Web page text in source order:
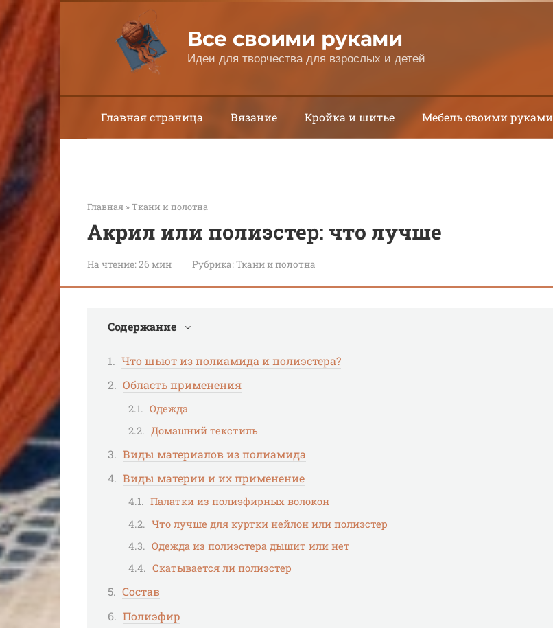
Перейти
к
контенту
Все своими руками
Идеи для творчества для взрослых и детей
Главная страница Вязание Кройка и шитье Мебель своими руками
Главная »Ткани и полотна
Акрил или полиэстер: что лучше
На чтение:26 мин Рубрика:Ткани и полотна
Содержание
Что шьют из полиамида и полиэстера?
Область применения
Одежда
Домашний текстиль
Виды материалов из полиамида
Виды материи и их применение
Палатки из полиэфирных волокон
Что лучше для куртки нейлон или полиэстер
Одежда из полиэстера дышит или нет
Скатывается ли полиэстер
Состав
Полиэфир